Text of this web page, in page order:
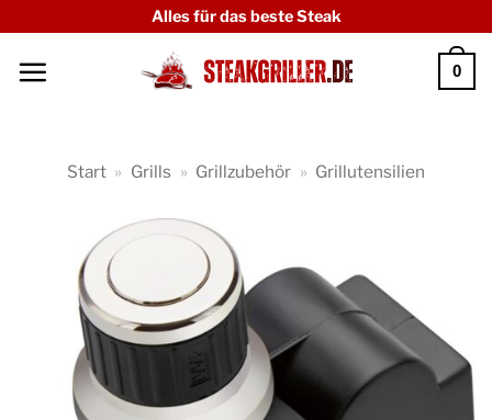
springen
Alles für das beste Steak
0
Start » Grills » Grillzubehör » Grillutensilien